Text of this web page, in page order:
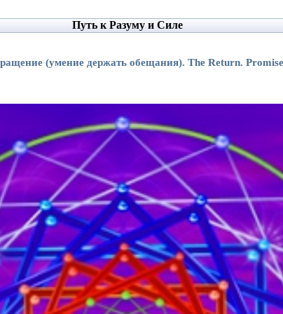
Путь к Разуму и Силе
(умение держать обещания). The Return.